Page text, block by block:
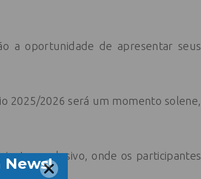
a oportunidade de apresentar seus
2025/2026 será um momento solene,
exclusivo, onde os participantes